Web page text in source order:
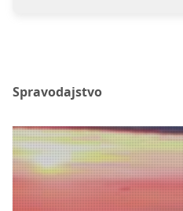
Spravodajstvo